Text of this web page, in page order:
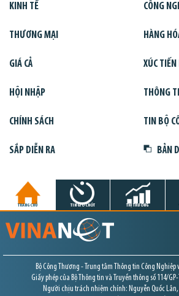
KINH TẾ CÔNG
THƯƠNG MẠI HÀNG
GIÁ CẢ XÚC
HỘI NHẬP THÔNG
CHÍNH SÁCH TIN BỘ
SẮP DIỄN RA BẢN
TRANG CHỦ TIN GIỜ CHÓT THỊ TRƯỜNG
Bộ Công Thương - Trung tâm Thông tin Công
Giấy phép của Bộ Thông tin và Truyền thông số 114/
Người chịu trách nhiệm chính: Nguyễn Quốc Lân,